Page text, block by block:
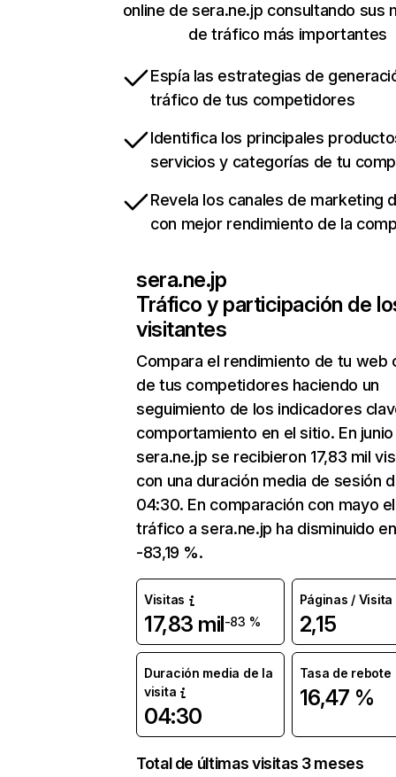
online de sera.ne.jp consultando sus
de tráfico más importantes
Espía las estrategias de
tráfico de tus competidores
Identifica los principales
servicios y categorías de tu
Revela los canales de marketing
con mejor rendimiento de la
sera.ne.jp
Tráfico y participación de
visitantes
Compara el rendimiento de tu web
de tus competidores haciendo un
seguimiento de los indicadores
comportamiento en el sitio. En junio
sera.ne.jp se recibieron 17,83 mil
con una duración media de sesión
04:30. En comparación con mayo el
tráfico a sera.ne.jp ha disminuido en
-83,19 %.
Visitas
17,83 mil-83 %
Páginas / Visita
2,15
Duración media de la
visita
04:30
Tasa de rebote
16,47 %
Total de últimas visitas 3 meses